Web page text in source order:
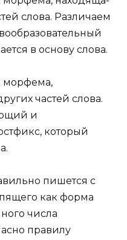
сло­ва. Различаем
в осно­ву сло­ва.
морфема,
частей слова.
и
который
пишется с
как форма
числа
правилу